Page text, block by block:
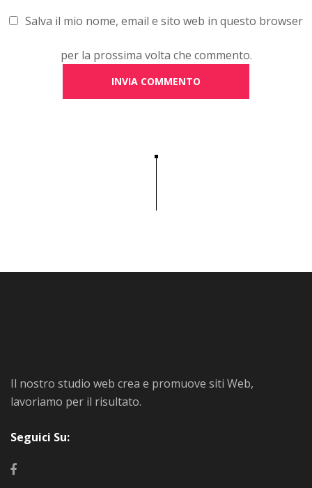
Salva il mio nome, email e sito web in questo browser
per la prossima volta che commento.
Il nostro studio web crea e promuove siti Web,
lavoriamo per il risultato.
Seguici Su: